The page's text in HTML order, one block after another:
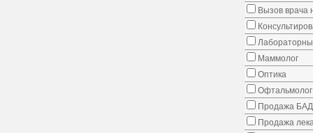
Вызов врача
Маммолог
Оптика
Офтальмолог
Продажа
Продажа